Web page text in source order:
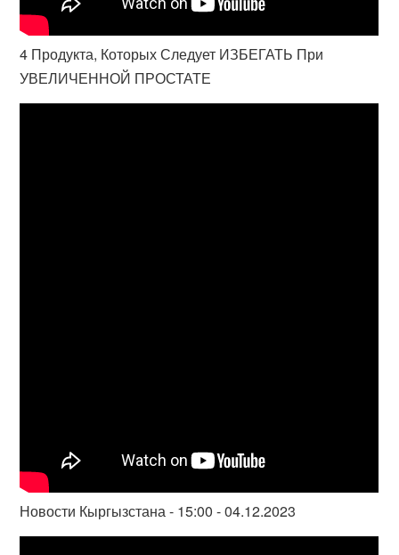
4 Продукта, Которых Следует ИЗБЕГАТЬ При
УВЕЛИЧЕННОЙ ПРОСТАТЕ
Новости Кыргызстана - 15:00 - 04.12.2023